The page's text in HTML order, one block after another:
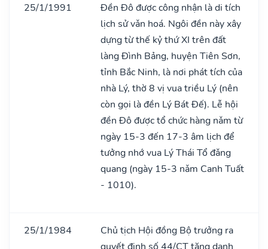
25/1/1991
Đền Đô được công nhận là di tích
lịch sử vǎn hoá. Ngôi đền này xây
dựng từ thế kỷ thứ XI trên đất
làng Đình Bảng, huyện Tiên Sơn,
tỉnh Bắc Ninh, là nơi phát tích của
nhà Lý, thờ 8 vị vua triều Lý (nên
còn gọi là đền Lý Bát Đế). Lễ hội
đền Đô được tổ chức hàng nǎm từ
ngày 15-3 đến 17-3 âm lịch để
tưởng nhớ vua Lý Thái Tổ đǎng
quang (ngày 15-3 nǎm Canh Tuất
- 1010).
25/1/1984
Chủ tịch Hội đồng Bộ trưởng ra